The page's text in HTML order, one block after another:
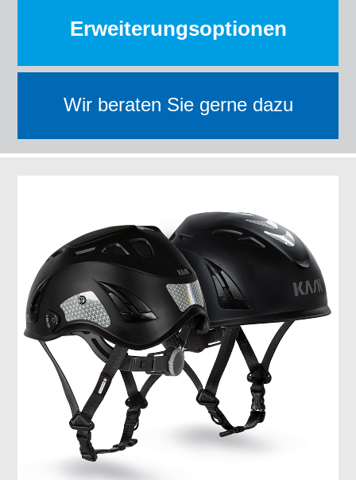
Erweiterungsoptionen
Wir beraten Sie gerne dazu